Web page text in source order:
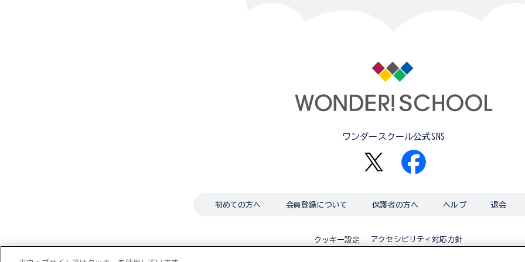
ワンダースクール公式SNS
初めての方へ 会員登録について 保護者の方へ ヘルプ 退会
クッキー設定 アクセシビリティ対応方針